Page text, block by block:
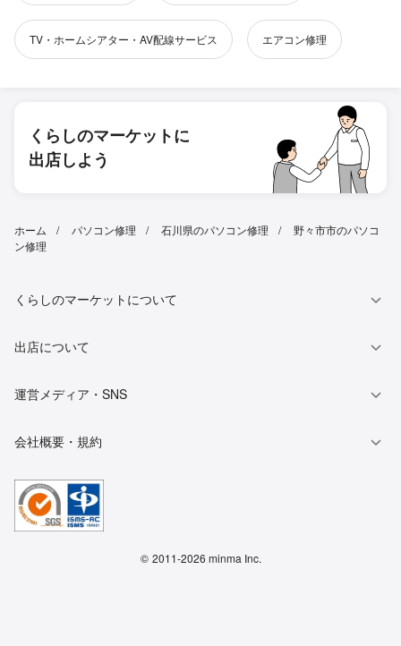
TV・ホームシアター・AV配線サービス エアコン修理
くらしのマーケットに
出店しよう
ホーム パソコン修理 石川県のパソコン修理
野々市市のパソコ
ン修理
くらしのマーケットについて
出店について
運営メディア・SNS
会社概要・規約
© 2011-2026 minma Inc.